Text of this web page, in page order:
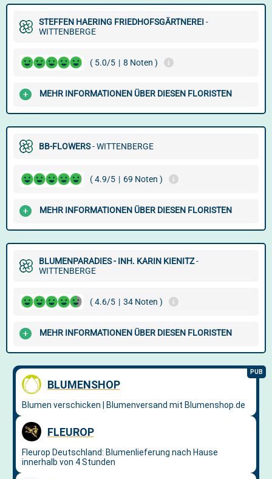
STEFFEN HAERING FRIEDHOFSGÄRTNEREI -
WITTENBERGE
( 5.0/5 | 8 Noten )
MEHR INFORMATIONEN ÜBER DIESEN FLORISTEN
BB-FLOWERS- WITTENBERGE
( 4.9/5 | 69 Noten )
MEHR INFORMATIONEN ÜBER DIESEN FLORISTEN
BLUMENPARADIES - INH. KARIN KIENITZ-
WITTENBERGE
( 4.6/5 | 34 Noten )
MEHR INFORMATIONEN ÜBER DIESEN FLORISTEN